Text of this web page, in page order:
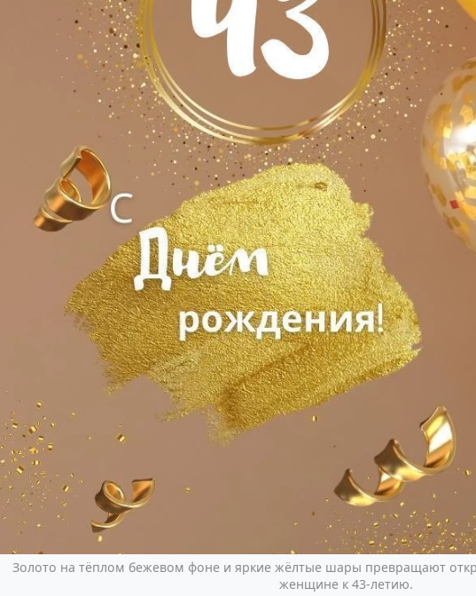
Золото на тёплом бежевом фоне и яркие жёлтые шары превращают
женщине к 43-летию.